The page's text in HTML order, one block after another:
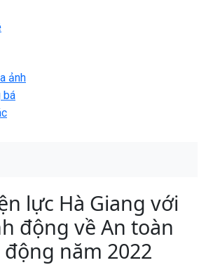
ảnh
bá
lực Hà Giang với
động về An toàn
năm 2022